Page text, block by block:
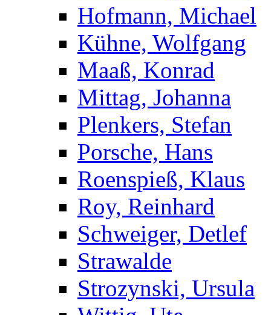
Hofmann, Michael
Kühne, Wolfgang
Maaß, Konrad
Mittag, Johanna
Plenkers, Stefan
Porsche, Hans
Roenspieß, Klaus
Roy, Reinhard
Schweiger, Detlef
Strawalde
Strozynski, Ursula